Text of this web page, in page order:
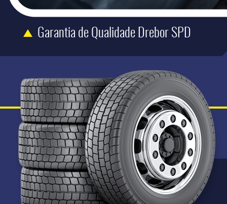
Garantia de Qualidade Drebor SPD